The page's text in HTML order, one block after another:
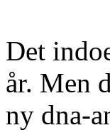
Det
år. Men
ny dna-